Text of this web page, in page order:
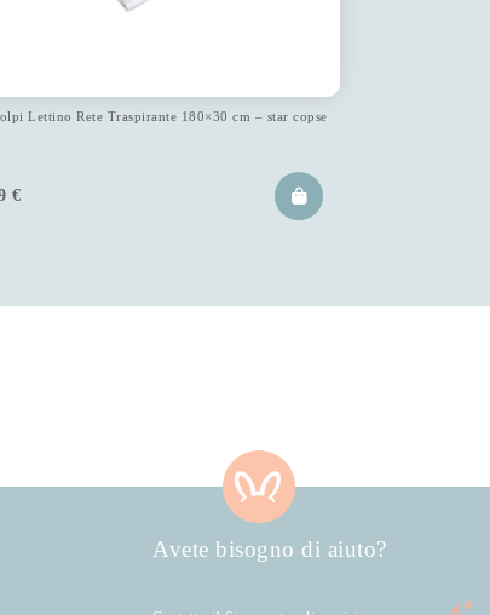
Lettino Rete Traspirante 180×30 cm – star copse
€
Avete bisogno di aiuto?